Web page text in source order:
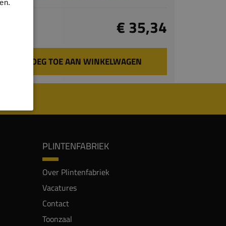
€ 35,34
VOEG TOE AAN WINKELWAGEN
PLINTENFABRIEK
Over Plintenfabriek
Vacatures
Contact
Toonzaal